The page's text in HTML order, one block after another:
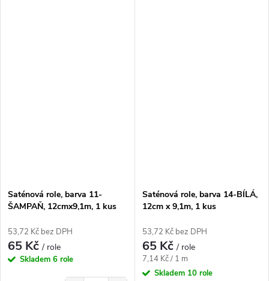
Saténová role, barva 11-
ŠAMPAŇ, 12cmx9,1m, 1 kus
53,72 Kč bez DPH
65 Kč/ role
Skladem 6 role
Saténová role, barva 14-BÍLÁ,
12cm x 9,1m, 1 kus
53,72 Kč bez DPH
65 Kč/ role
Měrná
cena:
7,14 Kč / 1 m
Skladem 10 role